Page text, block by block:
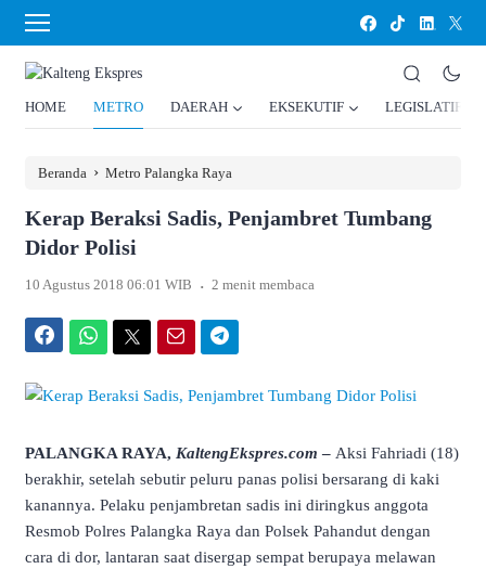
HOME METRO DAERAH EKSEKUTIF LEGISLATIF
Beranda › Metro Palangka Raya
Kerap Beraksi Sadis, Penjambret Tumbang
Didor Polisi
10 Agustus 2018 06:01 WIB . 2 menit membaca
PALANGKA RAYA, KaltengEkspres.com– Aksi Fahriadi (18)
berakhir, setelah sebutir peluru panas polisi bersarang di kaki
kanannya. Pelaku penjambretan sadis ini diringkus anggota
Resmob Polres Palangka Raya dan Polsek Pahandut dengan
cara di dor, lantaran saat disergap sempat berupaya melawan